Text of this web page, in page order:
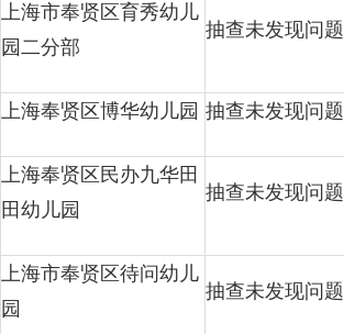
上海市奉贤区育秀幼儿
园二分部
抽查未发现问题
上海奉贤区博华幼儿园 抽查未发现问题
上海奉贤区民办九华田
田幼儿园
抽查未发现问题
上海市奉贤区待问幼儿
园
抽查未发现问题